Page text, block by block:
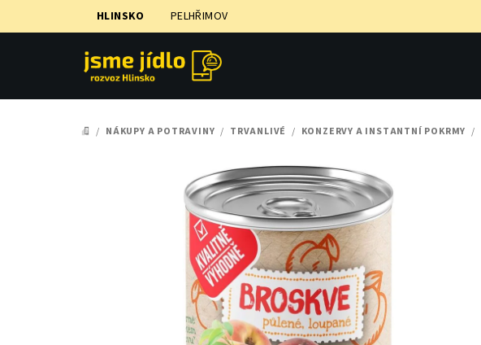
na
HLINSKO PELHŘIMOV
DOMŮ
/ NÁKUPY A POTRAVINY / TRVANLIVÉ / KONZERVY A INSTANTNÍ POKRMY /